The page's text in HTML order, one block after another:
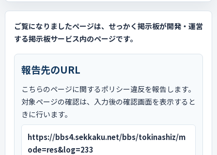
ご覧になりましたページは、せっかく掲示板が開発・運営
する掲示板サービス内のページです。
報告先のURL
こちらのページに関するポリシー違反を報告します。
対象ページの確認は、入力後の確認画面を表示すると
きに行います。
https://bbs4.sekkaku.net/bbs/tokinashiz/m
ode=res&log=233